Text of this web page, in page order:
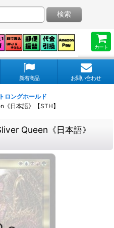
カート
検索
新着商品 お問い合わせ
ロングホールド
日本語》【STH】
Queen《日本語》